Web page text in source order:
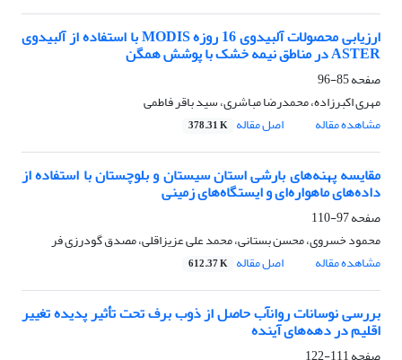
ارزیابی محصولات آلبیدوی 16 روزه MODIS با استفاده از آلبیدوی
ASTER در مناطق نیمه خشک با پوشش همگن
صفحه85-96
مهری اکبرزاده، محمدرضا مباشری، سید باقر فاطمی
مشاهده مقاله
اصل مقاله 378.31 K
مقایسه پهنه‌های بارشی استان سیستان و بلوچستان با استفاده از
داده‌های ماهواره‌ای و ایستگاه‌های زمینی
صفحه97-110
محمود خسروی، محسن بستانی، محمد علی عزیزاقلی، مصدق گودرزی فر
مشاهده مقاله
اصل مقاله 612.37 K
بررسی نوسانات روانآب حاصل از ذوب برف تحت تأثیر پدیده تغییر
اقلیم در دهه‌های آینده